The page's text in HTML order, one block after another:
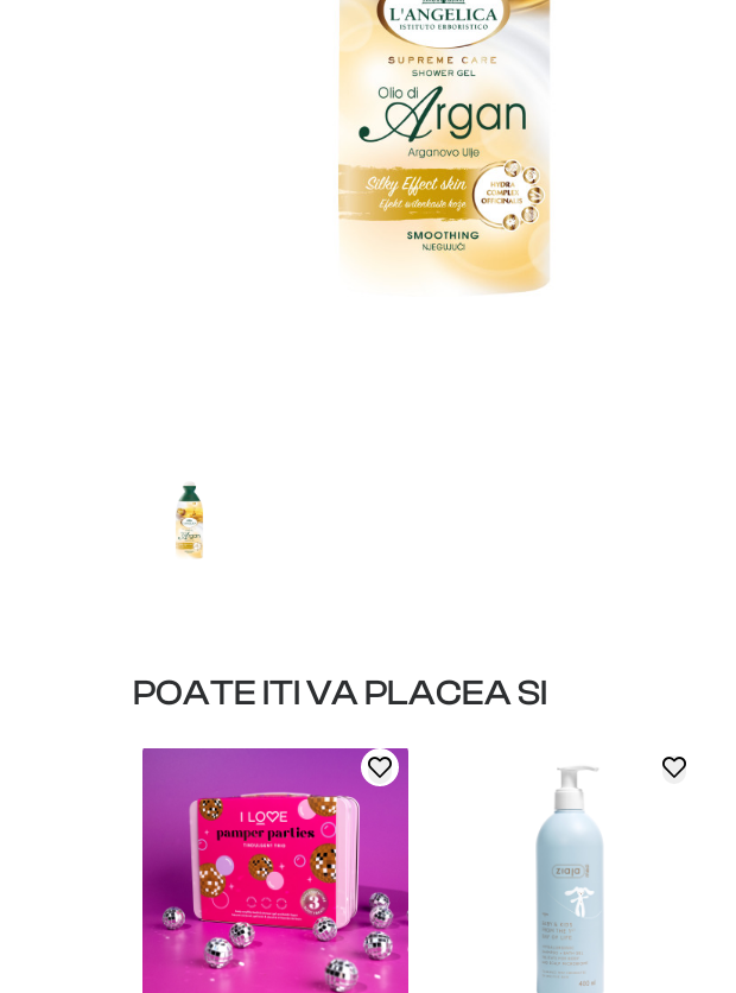
POATE ITI VA PLACEA SI